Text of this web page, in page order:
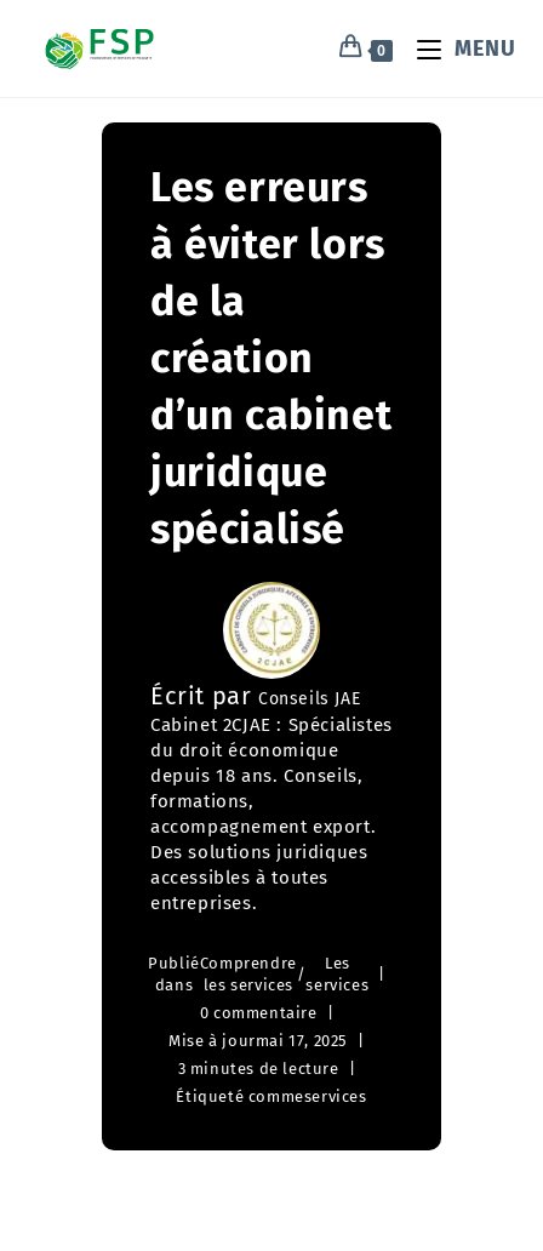
0 MENU
Les erreurs
à éviter lors
de la
création
d’un cabinet
juridique
spécialisé
Écrit par Conseils JAE
Cabinet 2CJAE : Spécialistes
du droit économique
depuis 18 ans. Conseils,
formations,
accompagnement export.
Des solutions juridiques
accessibles à toutes
entreprises.
Publié
dans
Comprendre
les services
/
Les
services
0 commentaire
Mise à jourmai 17, 2025
3 minutes de lecture
Étiqueté commeservices